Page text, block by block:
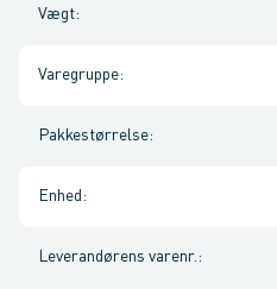
Vægt:
Varegruppe:
Pakkestørrelse:
Enhed :
Leverandørens varenr. :